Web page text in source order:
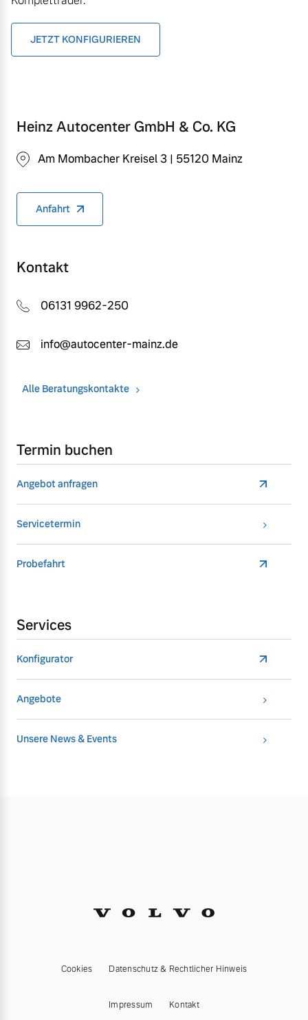
JETZT KONFIGURIEREN
Heinz Autocenter GmbH & Co. KG
Am Mombacher Kreisel 3 | 55120 Mainz
Anfahrt
Kontakt
06131 9962-250
info@autocenter-mainz.de
Alle Beratungskontakte
Termin buchen
Angebot anfragen
Servicetermin
Probefahrt
Services
Konfigurator
Angebote
Unsere News & Events
Cookies Datenschutz & Rechtlicher Hinweis
Impressum Kontakt